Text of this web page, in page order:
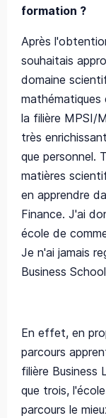
formation ?
Après
souhaitais
domaine
la filière MPSI/
très
que personnel.
matières
en apprendre
Finance. J'ai
école de
Je n'ai jamais
Business
En effet, en
parcours
filière Business
que trois,
parcours le